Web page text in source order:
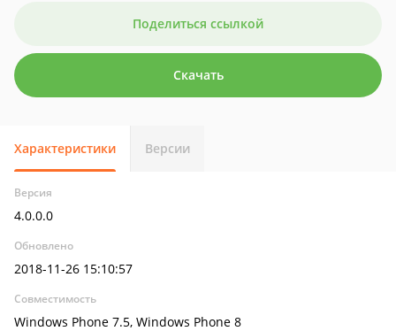
Поделиться ссылкой
Скачать
Характеристики Версии
Версия
4.0.0.0
Обновлено
2018-11-26 15:10:57
Совместимость
Windows Phone 7.5, Windows Phone 8